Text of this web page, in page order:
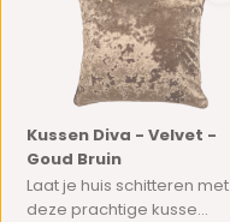
Kussen Diva - Velvet -
Goud Bruin
Laat je huis schitteren met
deze prachtige kusse...